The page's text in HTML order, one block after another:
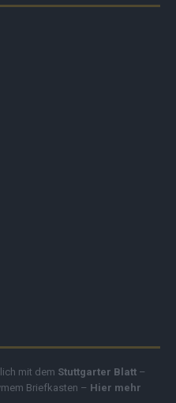
mit dem Stuttgarter Blatt –
Briefkasten – Hier mehr